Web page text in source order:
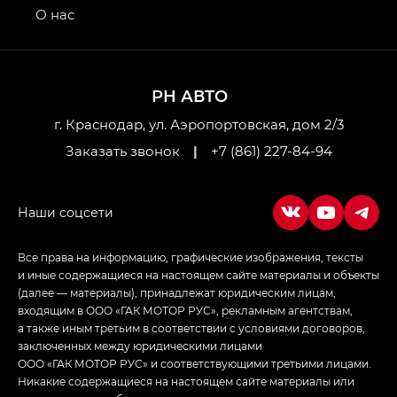
привод — GB AWD, Джи Эль Полный привод —
Джи Икс ПРЕМИУМ — GX PREMIUM, ЛАУНЖ —
LOUNGE
Empow — Эмпау (Empow) в комплектации
РН АВТО
г. Краснодар, ул. Аэропортовская, дом 2/3
Заказать звонок
| +7 (861) 227-84-94
О нас
Все права на информацию, графические изображения, тексты
и иные содержащиеся на настоящем сайте материалы и объекты
(далее — материалы), принадлежат юридическим лицам,
входящим в ООО «ГАК МОТОР РУС», рекламным агентствам,
а также иным третьим в соответствии с условиями договоров,
заключенных между юридическими лицами
ООО «ГАК МОТОР РУС» и соответствующими третьими лицами.
Никакие содержащиеся на настоящем сайте материалы или